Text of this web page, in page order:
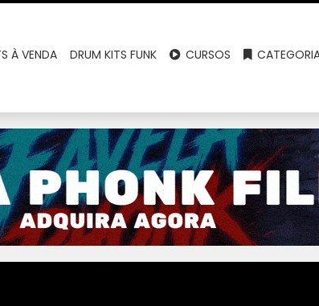
À VENDA DRUM KITS FUNK CURSOS